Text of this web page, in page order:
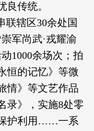
良传统。
联辖区30余处国
军尚武·戎耀渝
1000余场次；拍
恒的记忆》等微
情》等文艺作品
录》，实施8处零
护利用……一系